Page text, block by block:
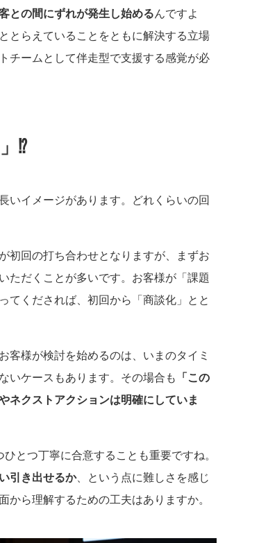
との間にずれが発生し始めるんですよ
とらえていることをともに解決する立場
チームとして伴走型で支援する感覚が必
⁉
いイメージがあります。どれくらいの回
初回の打ち合わせとなりますが、まずお
ただくことが多いです。お客様が「課題
てくだされば、初回から「商談化」とと
様が検討を始めるのは、いまのタイミ
いケースもあります。その場合も 「この
ネクストアクションは明確にしていま
とつ丁寧に合意することも重要ですね。
引き出せるか、という点に難しさを感じ
ら理解するための工夫はありますか。